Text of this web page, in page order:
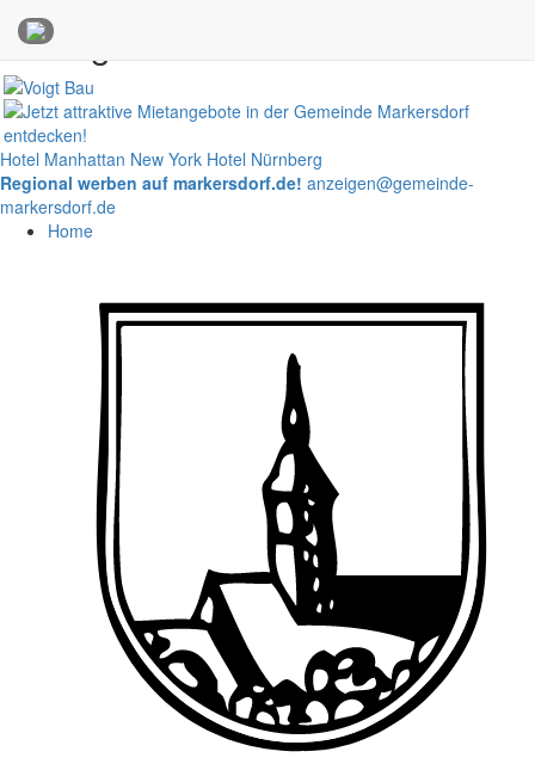
Anzeigen
Hotel Manhattan New York Hotel Nürnberg
Regional werben auf markersdorf.de! anzeigen@gemeinde-
markersdorf.de
Home